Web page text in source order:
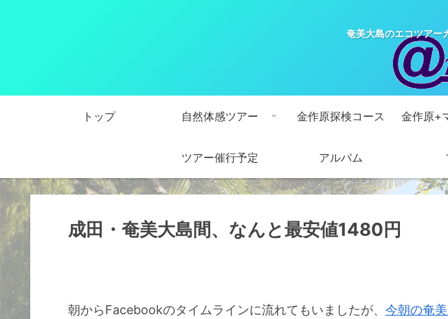
奄美大島のエコツアー
トップ 自然体感ツアー 金作原探検コース
ツアー催行予定 アルバム
成田・奄美大島間、なんと最安値1480円
朝からFacebookのタイムラインに流れてもいましたが、 今朝の奄